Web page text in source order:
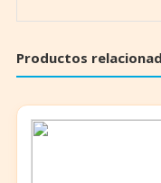
Productos